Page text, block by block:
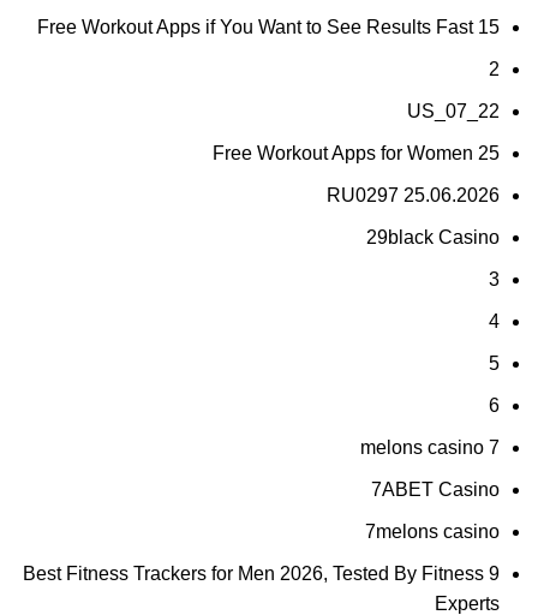
15 Free Workout Apps if You Want to See Results Fast
2
22_07_US
25 Free Workout Apps for Women
25.06.2026 RU0297
29black Casino
3
4
5
6
7 melons casino
7ABET Casino
7melons casino
9 Best Fitness Trackers for Men 2026, Tested By Fitness
Experts